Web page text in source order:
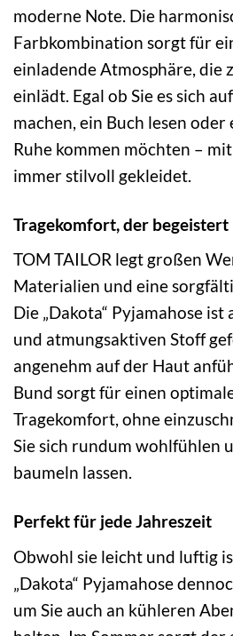
moderne Note. Die
Farbkombination sorgt für
einladende Atmosphäre, die
einlädt. Egal ob Sie es sich
machen, ein Buch lesen
Ruhe kommen möchten –
immer stilvoll gekleidet.
Tragekomfort, der begeistert
TOM TAILOR legt großen
Materialien und eine
Die „Dakota“ Pyjamahose ist
und atmungsaktiven Stoff
angenehm auf der Haut
Bund sorgt für einen
Tragekomfort, ohne
Sie sich rundum wohlfühlen
baumeln lassen.
Perfekt für jede Jahreszeit
Obwohl sie leicht und luftig
„Dakota“ Pyjamahose
um Sie auch an kühleren